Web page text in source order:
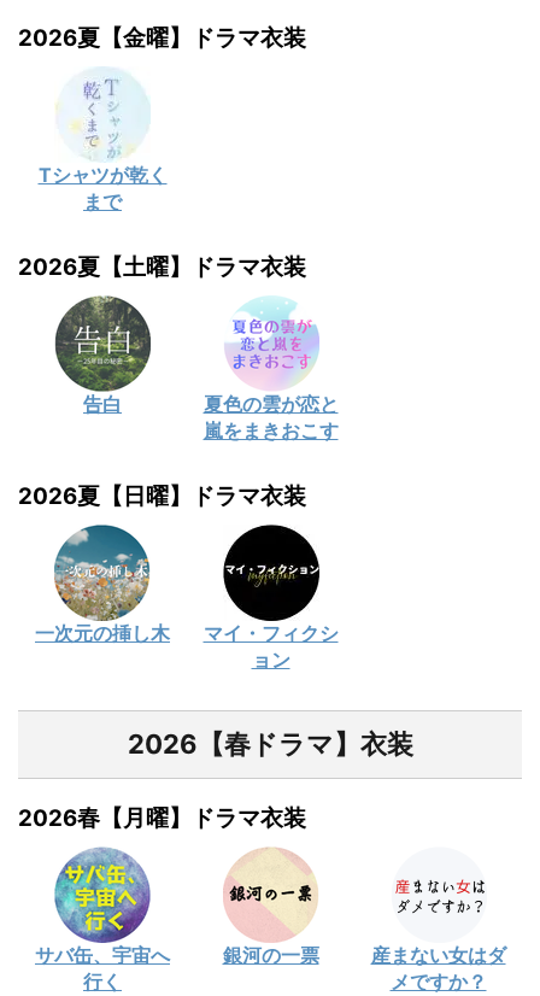
2026夏【金曜】ドラマ衣装
Tシャツが乾く
まで
2026夏【土曜】ドラマ衣装
告白
夏色の雲が恋と
嵐をまきおこす
2026夏【日曜】ドラマ衣装
一次元の挿し木
マイ・フィクシ
ョン
2026【春ドラマ】衣装
2026春【月曜】ドラマ衣装
サバ缶、宇宙へ
行く
銀河の一票
産まない女はダ
メですか？